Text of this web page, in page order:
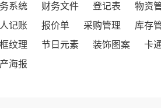
系统 财务文件 登记表
物资
记账
报价单 采购管理
库存
纹理
节日元素 装饰图案
卡
海报